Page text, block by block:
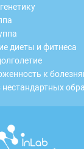
диеты и фитнеса
к